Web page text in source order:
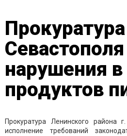
Прокуратура
нарушения в
продуктов
Прокуратура Ленинского района
исполнение требований